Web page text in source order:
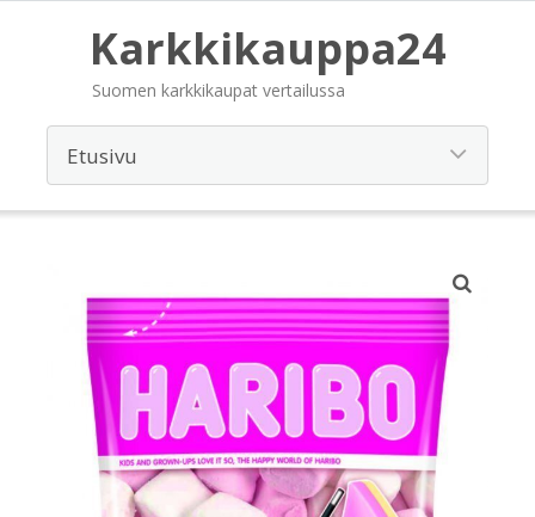
Karkkikauppa24
Suomen karkkikaupat vertailussa